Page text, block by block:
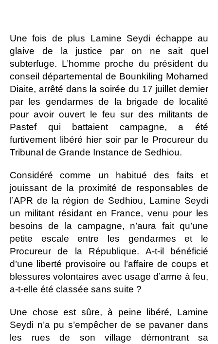
Une fois de plus Lamine Seydi échappe au
glaive de la justice par on ne sait quel
subterfuge. L’homme proche du président du
conseil départemental de Bounkiling Mohamed
Diaite, arrêté dans la soirée du 17 juillet dernier
par les gendarmes de la brigade de localité
pour avoir ouvert le feu sur des militants de
Pastef qui battaient campagne, a été
furtivement libéré hier soir par le Procureur du
Tribunal de Grande Instance de Sedhiou.
Considéré comme un habitué des faits et
jouissant de la proximité de responsables de
l’APR de la région de Sedhiou, Lamine Seydi
un militant résidant en France, venu pour les
besoins de la campagne, n’aura fait qu’une
petite escale entre les gendarmes et le
Procureur de la République. A-t-il bénéficié
d’une liberté provisoire ou l’affaire de coups et
blessures volontaires avec usage d’arme à feu,
a-t-elle été classée sans suite ?
Une chose est sûre, à peine libéré, Lamine
Seydi n’a pu s’empêcher de se pavaner dans
les rues de son village démontrant sa